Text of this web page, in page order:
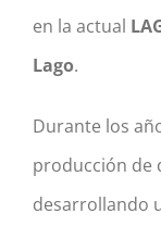
en la actual
Lago.
Durante los
producción de
desarrollando